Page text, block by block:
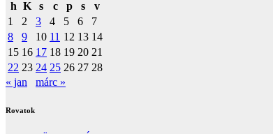
h K s c p s
v
1
2 3 4 5 6
7
8
9 10 11 12 13 14
15 16 17 18 19 20 21
22 23 24 25 26 27 28
« jan
márc »
Rovatok